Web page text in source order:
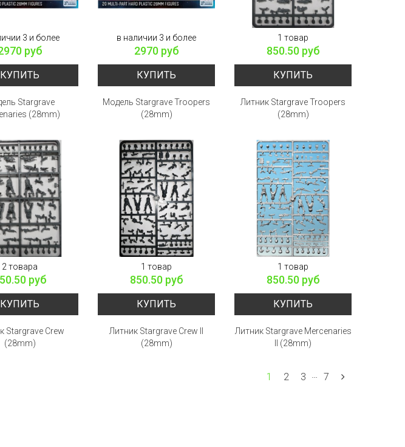
3 и более
руб
КУПИТЬ
Stargrave
(28mm)
в наличии 3 и более
2970 руб
КУПИТЬ
Модель Stargrave Troopers
(28mm)
1 товар
850.50 руб
КУПИТЬ
Литник Stargrave Troopers
(28mm)
2 товара
руб
КУПИТЬ
Stargrave Crew
(28mm)
1 товар
850.50 руб
КУПИТЬ
Литник Stargrave Crew II
(28mm)
1 товар
850.50 руб
КУПИТЬ
Литник Stargrave Mercenaries
II (28mm)
1 2 3 … 7